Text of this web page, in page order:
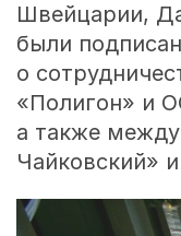
Швейцарии,
были
о
«Полигон» и
а также
Чайковский»